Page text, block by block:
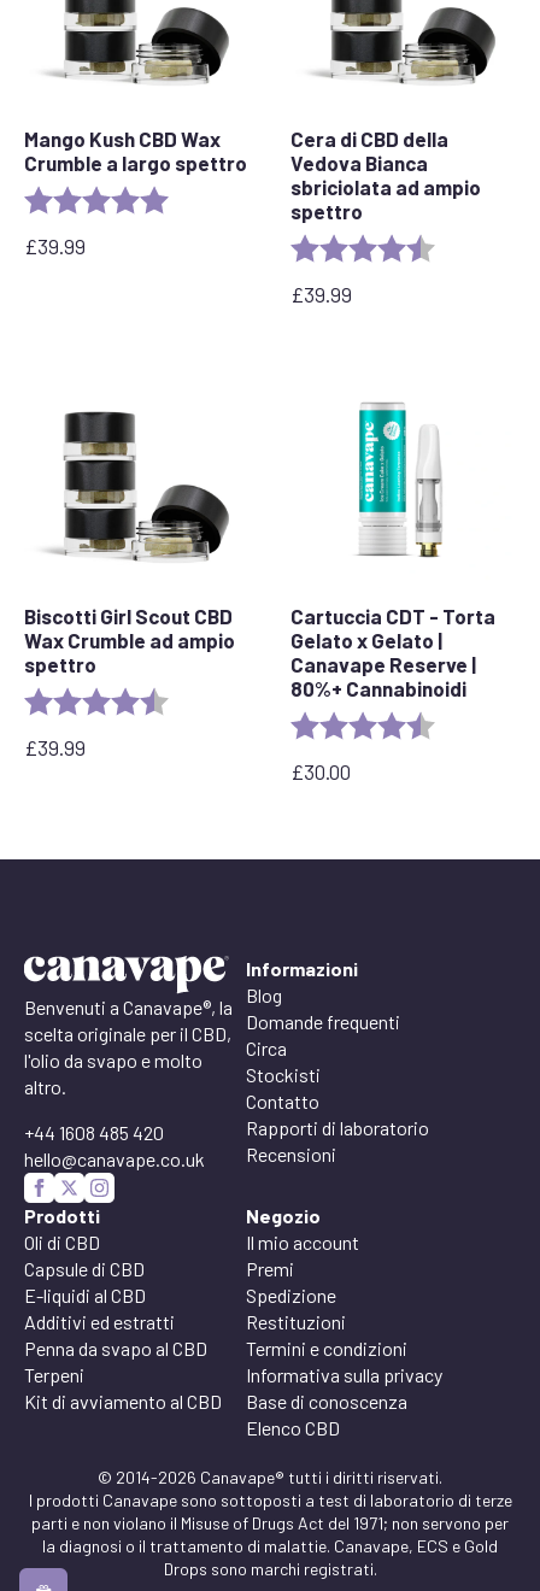
Mango Kush CBD Wax
Crumble a largo spettro
Rating: 5.0 out of 5 stars
£39.99
Cera di CBD della
Vedova Bianca
sbriciolata ad ampio
spettro
Rating: 4.8 out of 5
£39.99
Biscotti Girl Scout CBD
Wax Crumble ad ampio
spettro
Rating: 4.6 out of 5 stars
£39.99
Cartuccia CDT - Torta
Gelato x Gelato |
Canavape Reserve |
80%+ Cannabinoidi
Rating: 4.6 out of 5
£30.00
Benvenuti a Canavape®, la
scelta originale per il CBD,
l'olio da svapo e molto
altro.
+44 1608 485 420
hello@canavape.co.uk
Informazioni
Blog
Domande frequenti
Circa
Stockisti
Contatto
Rapporti di laboratorio
Recensioni
Prodotti
Oli di CBD
Capsule di CBD
E-liquidi al CBD
Additivi ed estratti
Penna da svapo al CBD
Terpeni
Kit di avviamento al CBD
Negozio
Il mio account
Premi
Spedizione
Restituzioni
Termini e condizioni
Informativa sulla privacy
Base di conoscenza
Elenco CBD
© 2014-2026 Canavape® tutti i diritti riservati.
I prodotti Canavape sono sottoposti a test di laboratorio di terze
parti e non violano il Misuse of Drugs Act del 1971; non servono per
la diagnosi o il trattamento di malattie. Canavape, ECS e Gold
Drops sono marchi registrati.